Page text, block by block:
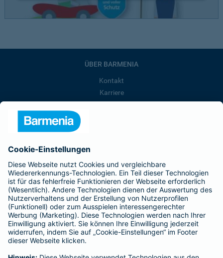
ÜBER BARMENIA
Kontakt
Karriere
Barmenia ist Teil der BarmeniaGothaer
BELIEBTE SEITEN
Kranken-Zusatzversicherung
Tierversicherungen
Haftpflichtversicherung
Hausratversicherung